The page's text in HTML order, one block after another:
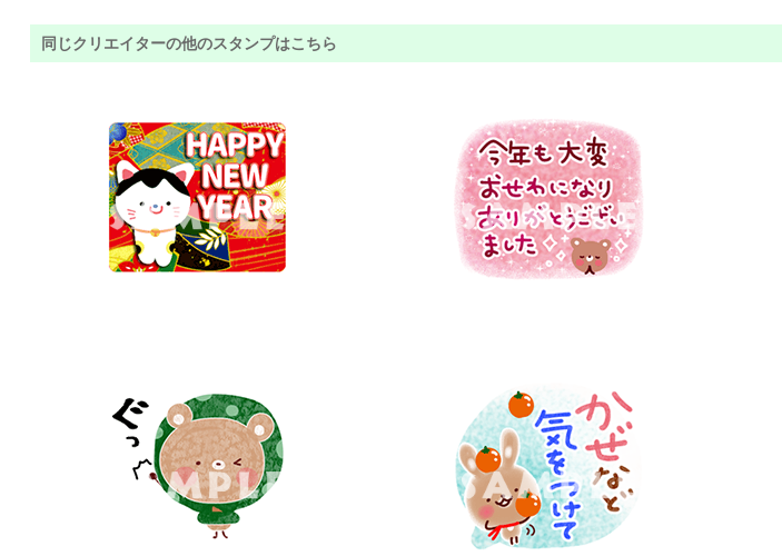
同じクリエイターの他のスタンプはこちら